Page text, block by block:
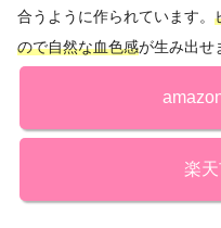
合うように作られています。
ので自然な血色感が生み出せ
楽